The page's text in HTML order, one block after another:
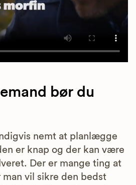
bør du
nemt at planlægge
er knap og der kan være
Der er mange ting at
vil sikre den bedst